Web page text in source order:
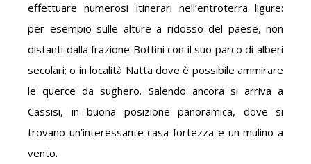
effettuare numerosi itinerari nell’entroterra ligure:
per esempio sulle alture a ridosso del paese, non
distanti dalla frazione Bottini con il suo parco di alberi
secolari; o in località Natta dove è possibile ammirare
le querce da sughero. Salendo ancora si arriva a
Cassisi, in buona posizione panoramica, dove si
trovano un’interessante casa fortezza e un mulino a
vento.